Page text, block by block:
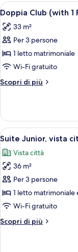
City
Life)
Apri
tutte
le
foto
per
Doppia
Club
(with
Rollaway
Bed)
5
Doppia Club (with 1
33 m²
Per 3 persone
1 letto matrimoniale
Wi-Fi gratuito
Scopri di più
Altri
Club
(with
1
Bed)
Apri
tutte
le
foto
per
Suite
Junior,
città
5
Suite Junior, vista
Vista città
36 m²
Per 3 persone
1 letto matrimoniale
Wi-Fi gratuito
Scopri di più
Altri